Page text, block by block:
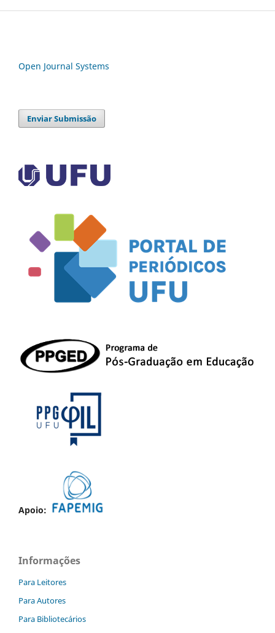
Open Journal Systems
Enviar Submissão
Apoio:
Informações
Para Leitores
Para Autores
Para Bibliotecários